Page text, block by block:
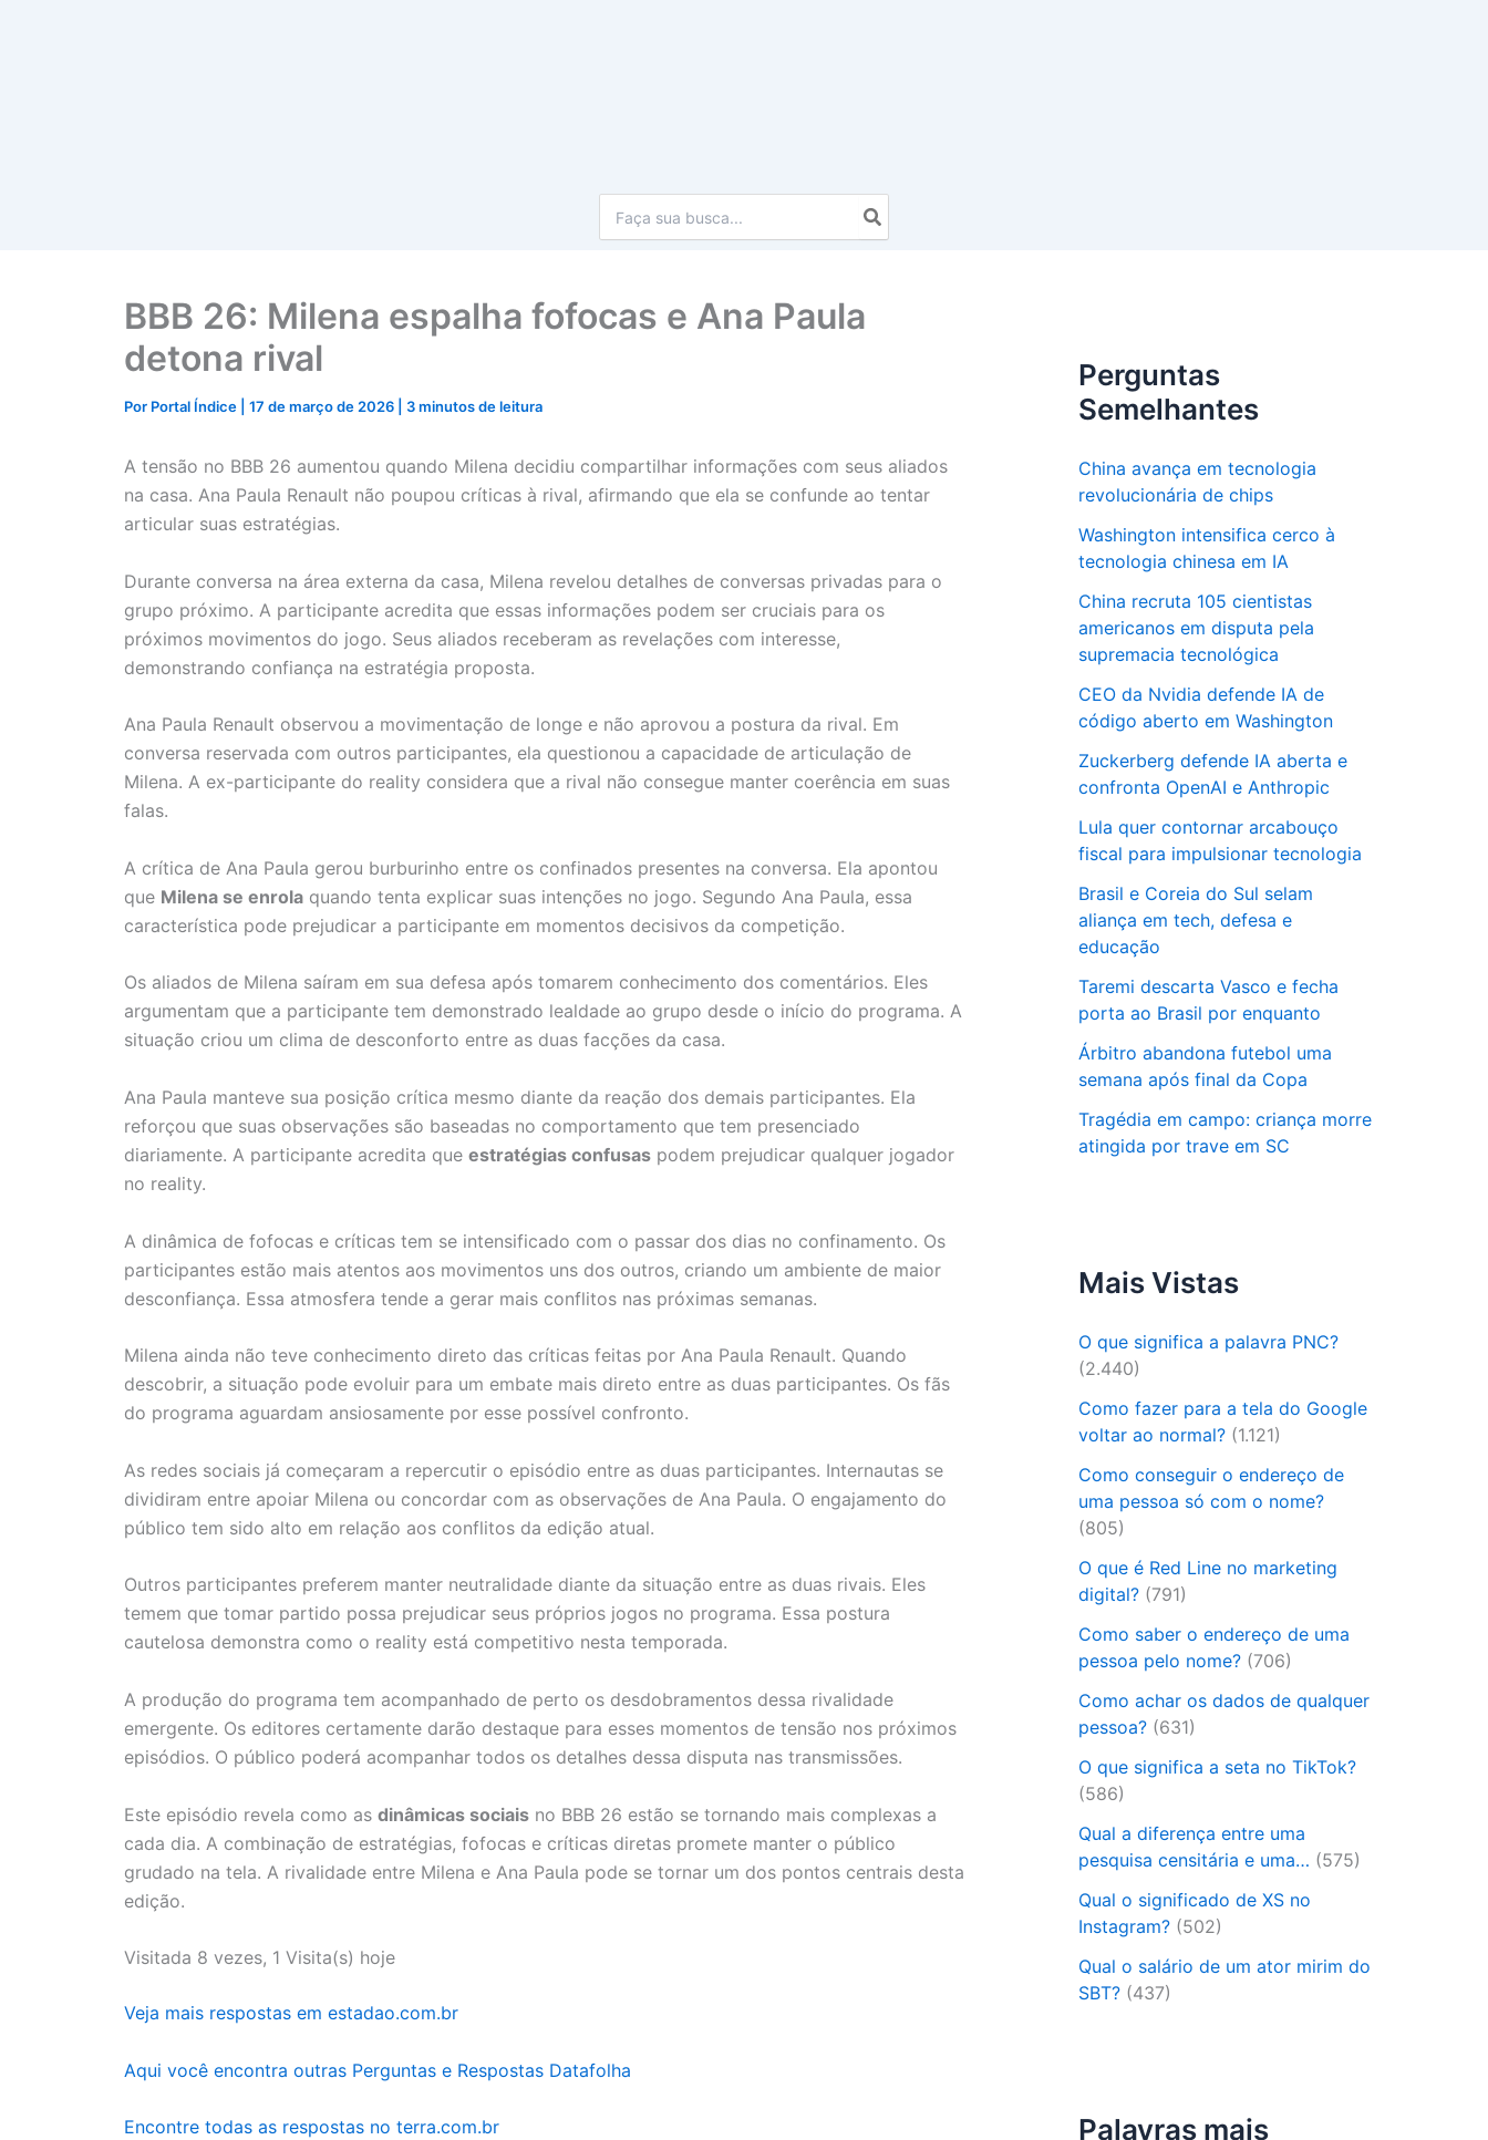
BBB 26: Milena espalha fofocas e Ana Paula
detona rival
Por Portal Índice 17 de março de 2026 3 minutos de leitura
A tensão no BBB 26 aumentou quando Milena decidiu compartilhar informações com seus aliados
na casa. Ana Paula Renault não poupou críticas à rival, afirmando que ela se confunde ao tentar
articular suas estratégias.
Durante conversa na área externa da casa, Milena revelou detalhes de conversas privadas para o
grupo próximo. A participante acredita que essas informações podem ser cruciais para os
próximos movimentos do jogo. Seus aliados receberam as revelações com interesse,
demonstrando confiança na estratégia proposta.
Ana Paula Renault observou a movimentação de longe e não aprovou a postura da rival. Em
conversa reservada com outros participantes, ela questionou a capacidade de articulação de
Milena. A ex-participante do reality considera que a rival não consegue manter coerência em suas
falas.
A crítica de Ana Paula gerou burburinho entre os confinados presentes na conversa. Ela apontou
que Milena se enrola quando tenta explicar suas intenções no jogo. Segundo Ana Paula, essa
característica pode prejudicar a participante em momentos decisivos da competição.
Os aliados de Milena saíram em sua defesa após tomarem conhecimento dos comentários. Eles
argumentam que a participante tem demonstrado lealdade ao grupo desde o início do programa. A
situação criou um clima de desconforto entre as duas facções da casa.
Ana Paula manteve sua posição crítica mesmo diante da reação dos demais participantes. Ela
reforçou que suas observações são baseadas no comportamento que tem presenciado
diariamente. A participante acredita que estratégias confusas podem prejudicar qualquer jogador
no reality.
A dinâmica de fofocas e críticas tem se intensificado com o passar dos dias no confinamento. Os
participantes estão mais atentos aos movimentos uns dos outros, criando um ambiente de maior
desconfiança. Essa atmosfera tende a gerar mais conflitos nas próximas semanas.
Milena ainda não teve conhecimento direto das críticas feitas por Ana Paula Renault. Quando
descobrir, a situação pode evoluir para um embate mais direto entre as duas participantes. Os fãs
do programa aguardam ansiosamente por esse possível confronto.
As redes sociais já começaram a repercutir o episódio entre as duas participantes. Internautas se
dividiram entre apoiar Milena ou concordar com as observações de Ana Paula. O engajamento do
público tem sido alto em relação aos conflitos da edição atual.
Outros participantes preferem manter neutralidade diante da situação entre as duas rivais. Eles
temem que tomar partido possa prejudicar seus próprios jogos no programa. Essa postura
cautelosa demonstra como o reality está competitivo nesta temporada.
A produção do programa tem acompanhado de perto os desdobramentos dessa rivalidade
emergente. Os editores certamente darão destaque para esses momentos de tensão nos próximos
episódios. O público poderá acompanhar todos os detalhes dessa disputa nas transmissões.
Este episódio revela como as dinâmicas sociais no BBB 26 estão se tornando mais complexas a
cada dia. A combinação de estratégias, fofocas e críticas diretas promete manter o público
grudado na tela. A rivalidade entre Milena e Ana Paula pode se tornar um dos pontos centrais desta
edição.
Visitada 8 vezes, 1 Visita(s) hoje
Veja mais respostas em estadao.com.br
Aqui você encontra outras Perguntas e Respostas Datafolha
Encontre todas as respostas no terra.com.br
Perguntas
Semelhantes
China avança em tecnologia
revolucionária de chips
Washington intensifica cerco à
tecnologia chinesa em IA
China recruta 105 cientistas
americanos em disputa pela
supremacia tecnológica
CEO da Nvidia defende IA de
código aberto em Washington
Zuckerberg defende IA aberta e
confronta OpenAI e Anthropic
Lula quer contornar arcabouço
fiscal para impulsionar tecnologia
Brasil e Coreia do Sul selam
aliança em tech, defesa e
educação
Taremi descarta Vasco e fecha
porta ao Brasil por enquanto
Árbitro abandona futebol uma
semana após final da Copa
Tragédia em campo: criança morre
atingida por trave em SC
Mais Vistas
O que significa a palavra PNC?
(2.440)
Como fazer para a tela do Google
voltar ao normal? (1.121)
Como conseguir o endereço de
uma pessoa só com o nome?
(805)
O que é Red Line no marketing
digital? (791)
Como saber o endereço de uma
pessoa pelo nome? (706)
Como achar os dados de qualquer
pessoa? (631)
O que significa a seta no TikTok?
(586)
Qual a diferença entre uma
pesquisa censitária e uma… (575)
Qual o significado de XS no
Instagram? (502)
Qual o salário de um ator mirim do
SBT? (437)
Palavras mais